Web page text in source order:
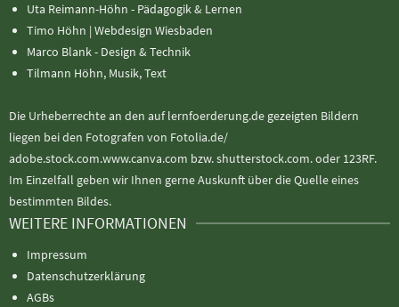
Uta Reimann-Höhn - Pädagogik & Lernen
Timo Höhn | Webdesign Wiesbaden
Marco Blank - Design & Technik
Tilmann Höhn, Musik, Text
Die Urheberrechte an den auf lernfoerderung.de gezeigten Bildern
liegen bei den Fotografen von Fotolia.de/
adobe.stock.com.www.canva.com bzw. shutterstock.com. oder 123RF.
Im Einzelfall geben wir Ihnen gerne Auskunft über die Quelle eines
bestimmten Bildes.
WEITERE INFORMATIONEN
Impressum
Datenschutzerklärung
AGBs